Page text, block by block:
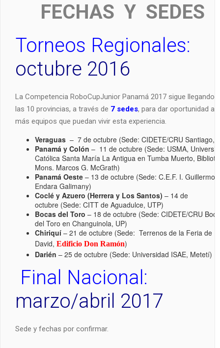
FECHAS Y SEDES
Torneos Regionales:
octubre 2016
La Competencia RoboCupJunior Panamá 2017 sigue llegando a
las 10 provincias, a través de 7 sedes, para dar oportunidad a
más equipos que puedan vivir esta experiencia.
Veraguas – 7 de octubre (Sede: CIDETE/CRU Santiago,
Panamá y Colón – 11 de octubre (Sede: USMA,
Católica Santa María La Antigua en Tumba Muerto,
Mons. Marcos G. McGrath)
Panamá Oeste – 13 de octubre (Sede: C.E.F. I. Guillermo
Endara Galimany)
Coclé y Azuero (Herrera y Los Santos) – 14 de
octubre (Sede: CITT de Aguadulce, UTP)
Bocas del Toro – 18 de octubre (Sede: CIDETE/CRU
del Toro en Changuinola, UP)
Chiriquí – 21 de octubre (Sede: Terrenos de la Feria de
David, Edificio Don Ramón)
Darién – 25 de octubre (Sede: Universidad ISAE, Metetí)
Final Nacional:
marzo/abril 2017
Sede y fechas por confirmar.